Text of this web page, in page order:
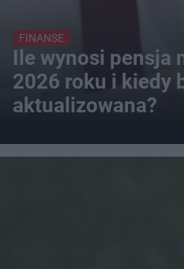
FINANSE
Ile wynosi pensja
2026 roku i kiedy
aktualizowana?